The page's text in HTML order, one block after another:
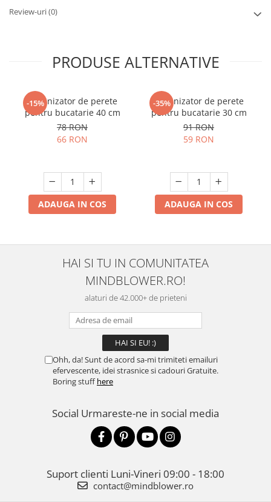
Review-uri(0)
PRODUSE ALTERNATIVE
-15%
Organizator de perete
pentru bucatarie 40 cm
78 RON
66 RON
ADAUGA IN COS
-35%
Organizator de perete
pentru bucatarie 30 cm
91 RON
59 RON
ADAUGA IN COS
HAI SI TU IN COMUNITATEA
MINDBLOWER.RO!
alaturi de 42.000+ de prieteni
Ohh, da! Sunt de acord sa-mi trimiteti emailuri
efervescente, idei strasnice si cadouri Gratuite.
Boring stuffhere
Social Urmareste-ne in social media
Suport clienti Luni-Vineri 09:00 - 18:00
contact@mindblower.ro